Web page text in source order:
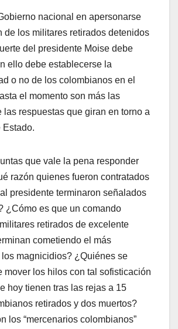
nacional en apersonarse
de los militares retirados detenidos
del presidente Moise debe
ello debe establecerse la
o no de los colombianos en el
el momento son más las
las respuestas que giran en torno a
Estado.
que vale la pena responder
razón quienes fueron contratados
presidente terminaron señalados
¿Cómo es que un comando
retirados de excelente
cometiendo el más
los magnicidios? ¿Quiénes se
mover los hilos con tal sofisticación
hoy tienen tras las rejas a 15
retirados y dos muertos?
los “mercenarios colombianos”